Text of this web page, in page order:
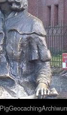
Geocaching